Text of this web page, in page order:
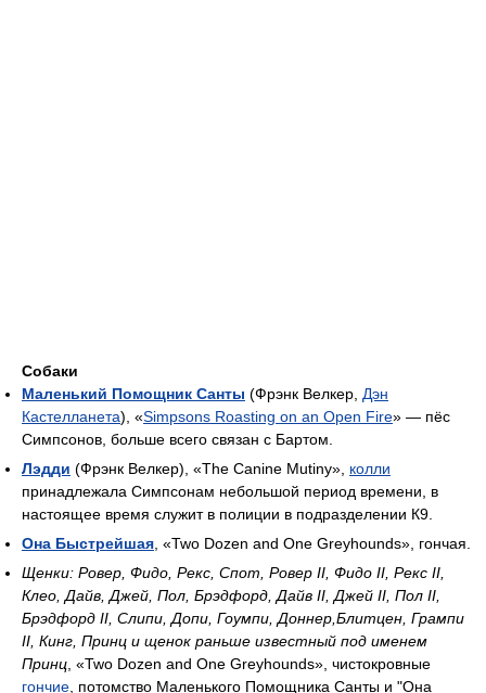
Собаки
Маленький Помощник Санты (Фрэнк Велкер, Дэн
Кастелланета), «Simpsons Roasting on an Open Fire» — пёс
Симпсонов, больше всего связан с Бартом.
Лэдди (Фрэнк Велкер), «The Canine Mutiny», колли
принадлежала Симпсонам небольшой период времени, в
настоящее время служит в полиции в подразделении К9.
Она Быстрейшая , «Two Dozen and One Greyhounds», гончая.
Щенки: Ровер, Фидо, Рекс, Спот, Ровер II, Фидо II, Рекс II,
Клео, Дайв, Джей, Пол, Брэдфорд, Дайв II, Джей II, Пол II,
Брэдфорд II, Слипи, Допи, Гоумпи, Доннер,Блитцен, Грампи
II, Кинг, Принц и щенок раньше известный под именем
Принц , «Two Dozen and One Greyhounds», чистокровные
гончие , потомство Маленького Помощника Санты и "Она